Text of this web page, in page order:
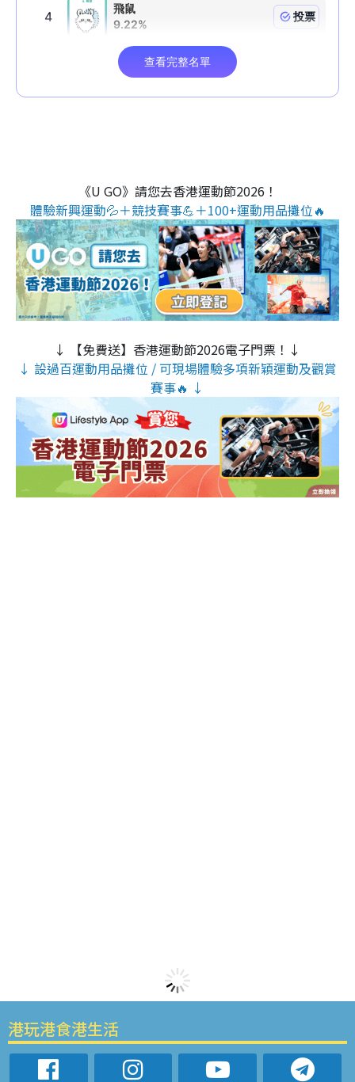
《U GO》請您去香港運動節2026！
體驗新興運動💦＋競技賽事💪＋100+運動用品攤位🔥
↓ 【免費送】香港運動節2026電子門票！↓
↓ 設過百運動用品攤位 / 可現場體驗多項新穎運動及觀賞
賽事🔥 ↓
港玩港食港生活